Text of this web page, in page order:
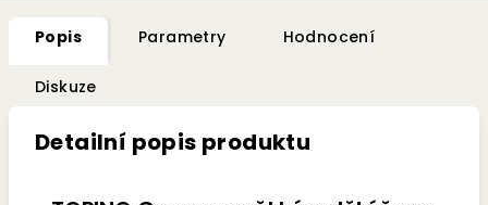
Popis Parametry Hodnocení
Diskuze
Detailní popis produktu